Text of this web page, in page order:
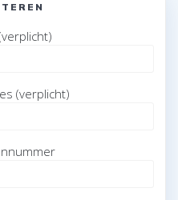
(verplicht)